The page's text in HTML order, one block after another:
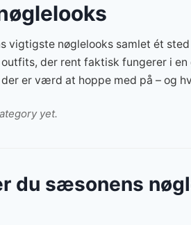
vigtigste nøglelooks samlet ét
der rent faktisk fungerer i
er værd at hoppe med på – og
yet.
du sæsonens